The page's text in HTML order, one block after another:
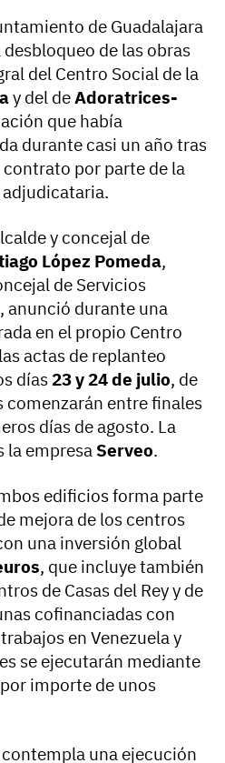
de Guadalajara
de las obras
del Centro Social de la
y del deAdoratrices-
que había
durante casi un año tras
por parte de la
y concejal de
López Pomeda,
de Servicios
, anunció durante una
en el propio Centro
actas de replanteo
días 23 y 24 de julio, de
comenzarán entre finales
días de agosto. La
la empresa Serveo.
edificios forma parte
mejora de los centros
una inversión global
, que incluye también
de Casas del Rey y de
cofinanciadas con
en Venezuela y
se ejecutarán mediante
importe de unos
una ejecución